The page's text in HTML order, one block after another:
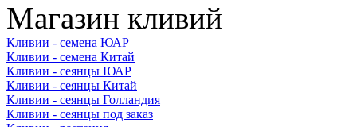
Магазин кливий
Кливии - семена ЮАР
Кливии - семена Китай
Кливии - сеянцы ЮАР
Кливии - сеянцы Китай
Кливии - сеянцы Голландия
Кливии - сеянцы под заказ